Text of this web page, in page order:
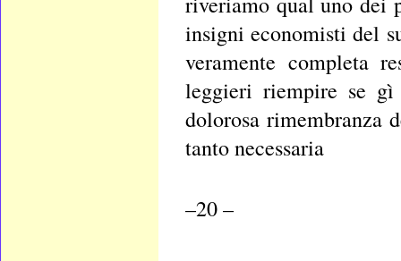
insigni economisti del
veramente completa
leggieri riempire se
dolorosa rimembranza
tanto necessaria
–20 –